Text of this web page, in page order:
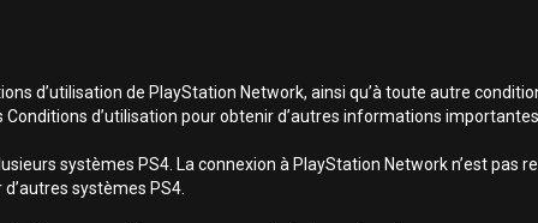
d’utilisation de PlayStation Network, ainsi qu’à toute autre
d’utilisation pour obtenir d’autres informations
systèmes PS4. La connexion à PlayStation Network n’est pas
systèmes PS4.